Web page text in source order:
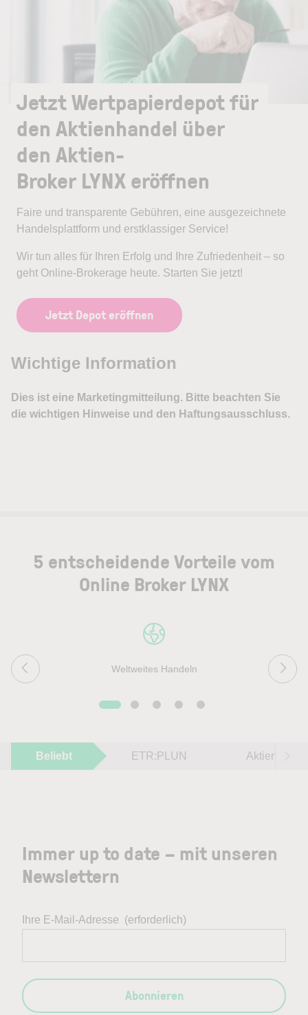
Jetzt Wertpapierdepot für
den Aktienhandel über
den Aktien-
Broker LYNX eröffnen
Faire und transparente Gebühren, eine ausgezeichnete
Handelsplattform und erstklassiger Service!
Wir tun alles für Ihren Erfolg und Ihre Zufriedenheit – so
geht Online-Brokerage heute. Starten Sie jetzt!
Jetzt Depot eröffnen
5 entscheidende Vorteile vom
Online Broker LYNX
Weltweites Handeln
Beliebt ETR:PLUN Aktien im
Immer up to date – mit unseren
Newslettern
Ihre E-Mail-Adresse (erforderlich)
Abonnieren